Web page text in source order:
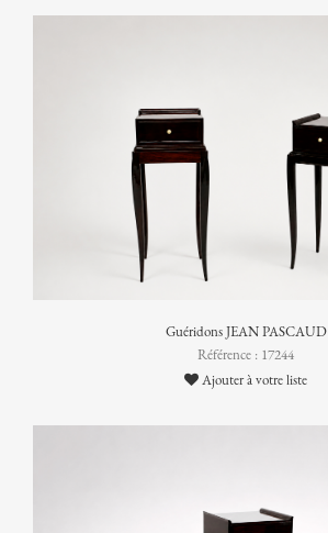
Guéridons JEAN PASCAUD
Référence : 17244
Ajouter à votre liste